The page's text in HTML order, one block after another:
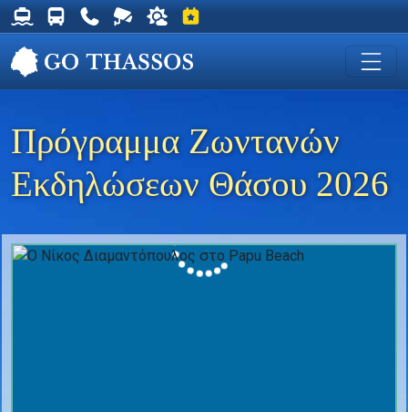
Δρομολόγια Φέρυ για Θάσο
Δρομολόγια Λεωφορείων Θάσου
Χρήσιμα Τηλέφωνα
Ζωντανή Κάμερα στη Χρυσή Ακτή
Ο καιρός στη Θάσο
Εκδηλώσεις στη Θάσο
Πρόγραμμα Ζωντανών
Εκδηλώσεων Θάσου 2026